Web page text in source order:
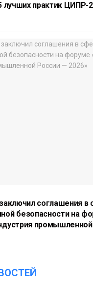
лучших практик ЦИПР-
соглашения в
безопасности на